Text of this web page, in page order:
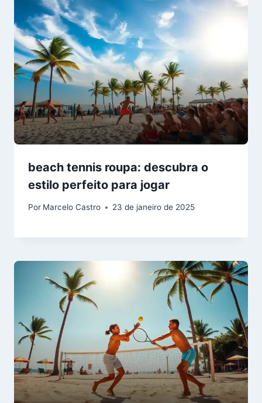
beach tennis roupa: descubra o
estilo perfeito para jogar
Por Marcelo Castro 23 de janeiro de 2025